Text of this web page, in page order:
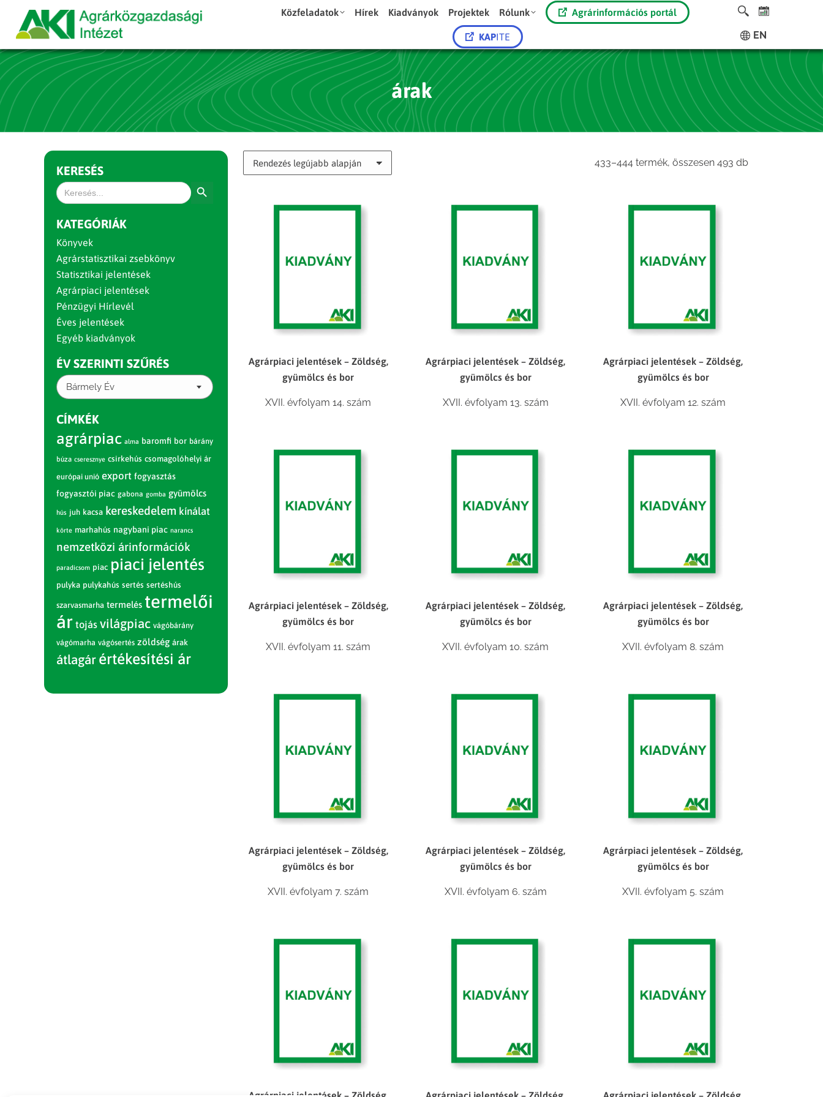
Közfeladatok Hírek Kiadványok Projektek Rólunk Agrárinformációs portál
KAPITE EN
árak
433–444 termék, összesen 493 dbSorted
Agrárpiaci jelentések – Zöldség,
gyümölcs és bor
XVII. évfolyam 14. szám
Agrárpiaci jelentések – Zöldség,
gyümölcs és bor
XVII. évfolyam 13. szám
Agrárpiaci jelentések – Zöldség,
gyümölcs és bor
XVII. évfolyam 12. szám
Agrárpiaci jelentések – Zöldség,
gyümölcs és bor
XVII. évfolyam 11. szám
Agrárpiaci jelentések – Zöldség,
gyümölcs és bor
XVII. évfolyam 10. szám
Agrárpiaci jelentések – Zöldség,
gyümölcs és bor
XVII. évfolyam 8. szám
Agrárpiaci jelentések – Zöldség,
gyümölcs és bor
XVII. évfolyam 7. szám
Agrárpiaci jelentések – Zöldség,
gyümölcs és bor
XVII. évfolyam 6. szám
Agrárpiaci jelentések – Zöldség,
gyümölcs és bor
XVII. évfolyam 5. szám
KERESÉS
Search
for:
KATEGÓRIÁK
Könyvek
Agrárstatisztikai zsebkönyv
Statisztikai jelentések
Agrárpiaci jelentések
Pénzügyi Hírlevél
Éves jelentések
Egyéb kiadványok
ÉV SZERINTI SZŰRÉS
Bármely Év
CÍMKÉK
agrárpiac alma baromfi bor bárány
búza cseresznye csirkehús csomagolóhelyi ár
európai unió export fogyasztás
fogyasztói piac gabona gomba gyümölcs
hús juh kacsa kereskedelem kínálat
körte marhahús nagybani piac narancs
nemzetközi árinformációk
paradicsom piac piaci jelentés
pulyka pulykahús sertés sertéshús
szarvasmarha termelés termelői
ár tojás világpiac vágóbárány
vágómarha vágósertés zöldség árak
átlagár értékesítési ár